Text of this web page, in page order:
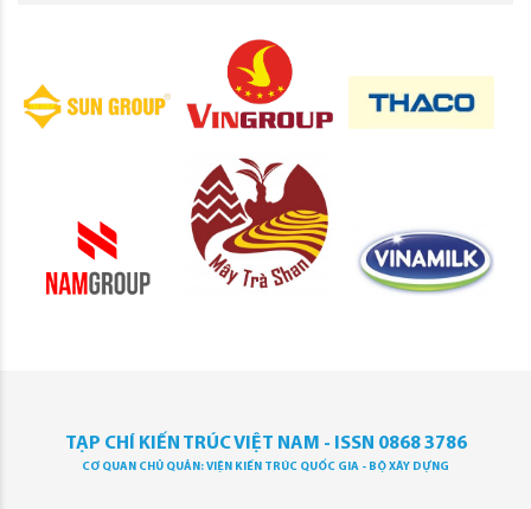
TẠP CHÍ KIẾN TRÚC VIỆT NAM - ISSN 0868 3786
CƠ QUAN CHỦ QUẢN: VIỆN KIẾN TRÚC QUỐC GIA - BỘ XÂY DỰNG